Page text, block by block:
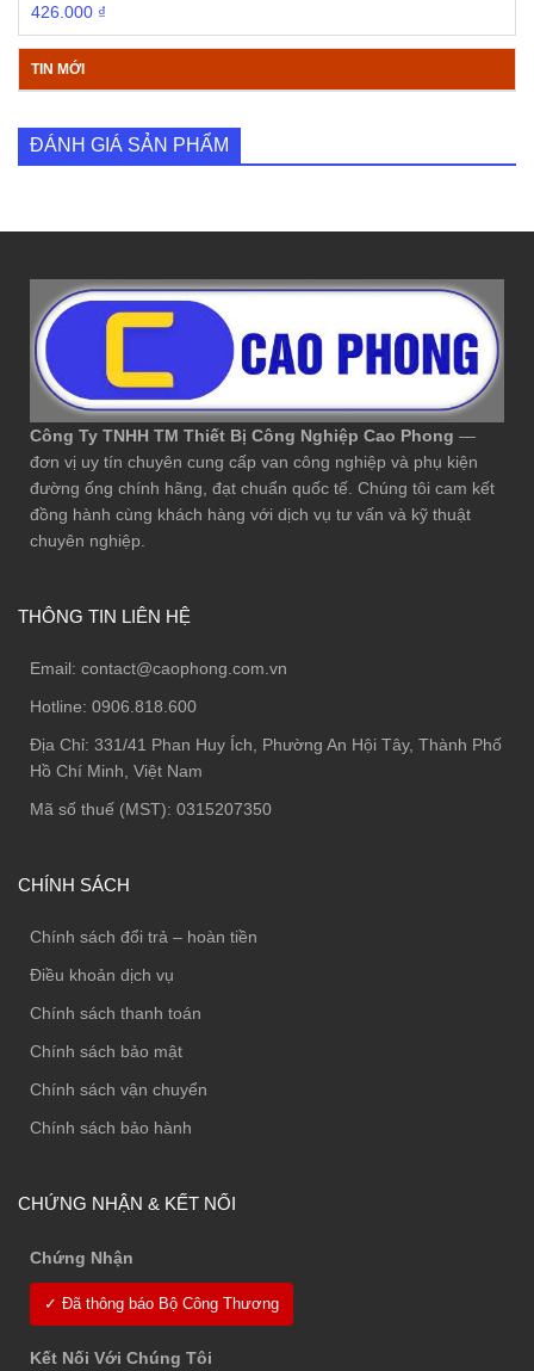
426.000 ₫
TIN MỚI
ĐÁNH GIÁ SẢN PHẨM
Công Ty TNHH TM Thiết Bị Công Nghiệp Cao Phong —
đơn vị uy tín chuyên cung cấp van công nghiệp và phụ kiện
đường ống chính hãng, đạt chuẩn quốc tế. Chúng tôi cam kết
đồng hành cùng khách hàng với dịch vụ tư vấn và kỹ thuật
chuyên nghiệp.
THÔNG TIN LIÊN HỆ
Email: contact@caophong.com.vn
Hotline: 0906.818.600
Địa Chỉ: 331/41 Phan Huy Ích, Phường An Hội Tây, Thành Phố
Hồ Chí Minh, Việt Nam
Mã số thuế (MST): 0315207350
CHÍNH SÁCH
Chính sách đổi trả – hoàn tiền
Điều khoản dịch vụ
Chính sách thanh toán
Chính sách bảo mật
Chính sách vận chuyển
Chính sách bảo hành
CHỨNG NHẬN & KẾT NỐI
Chứng Nhận
✓ Đã thông báo Bộ Công Thương
Kết Nối Với Chúng Tôi